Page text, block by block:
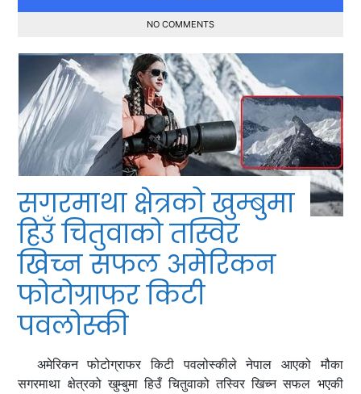
NO COMMENTS
सगरमाथा क्षेत्रको खुम्बुमा
हिउँ चितुवाको तस्विर
खिच्न सफल अमेरिकन
फोटोग्राफर किटी
पवलोस्की
अमेरिकन फोटोग्राफर किटी पवलोस्कीले नेपाल आएको मौका
सगरमाथा क्षेत्रको खुम्बुमा हिउँ चितुवाको तस्विर खिच्न सफल भएकी